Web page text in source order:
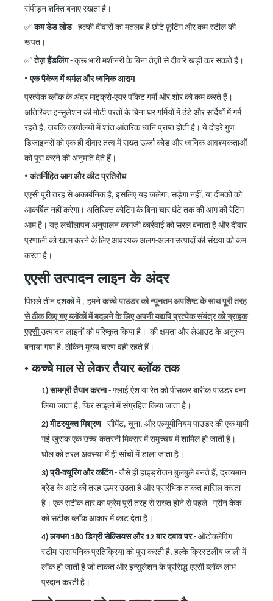
संपीड़न शक्ति बनाए रखता है।
✅कम डेड लोड- हल्की दीवारों का मतलब है छोटे फ़ुटिंग और कम स्टील की
खपत।
✅तेज़ हैंडलिंग- क्रू भारी मशीनरी के बिना तेज़ी से दीवारें खड़ी कर सकते हैं।
•एक पैकेज में थर्मल और ध्वनिक आराम
प्रत्येक ब्लॉक के अंदर माइक्रो-एयर पॉकेट गर्मी और शोर को कम करते हैं।
अतिरिक्त इन्सुलेशन की मोटी परतों के बिना घर गर्मियों में ठंडे और सर्दियों में गर्म
रहते हैं, जबकि कार्यालयों में शांत आंतरिक ध्वनि प्राप्त होती है। ये दोहरे गुण
डिजाइनरों को एक ही दीवार तत्व में सख्त ऊर्जा कोड और ध्वनिक आवश्यकताओं
को पूरा करने की अनुमति देते हैं।
• अंतर्निहित आग और कीट प्रतिरोध
एएसी पूरी तरह से अकार्बनिक है, इसलिए यह जलेगा, सड़ेगा नहीं, या दीमकों को
आकर्षित नहीं करेगा। अतिरिक्त कोटिंग के बिना चार घंटे तक की आग की रेटिंग
आम है। यह लचीलापन अनुपालन कागजी कार्रवाई को सरल बनाता है और दीवार
प्रणाली को खत्म करने के लिए आवश्यक अलग-अलग उत्पादों की संख्या को कम
करता है।
एएसी उत्पादन लाइन के अंदर
पिछलेतीन दशकों में , हमनेकच्चे पाउडर को न्यूनतम अपशिष्ट के साथ पूरी तरह
से ठीक किए गए ब्लॉकों में बदलने के लिए अपनी यद्यपि प्रत्येक संयंत्र को ग्राहक
एएसीउत्पादन लाइनों को परिष्कृत किया है। 'की क्षमता और लेआउट के अनुरूप
बनाया गया है, लेकिन मुख्य चरण वही रहते हैं।
•कच्चे माल से लेकर तैयार ब्लॉक तक
1)सामग्री तैयार करना- फ्लाई ऐश या रेत को पीसकर बारीक पाउडर बना
लिया जाता है, फिर साइलो में संग्रहित किया जाता है।
2)मीटरयुक्त मिश्रण- सीमेंट, चूना, और एल्यूमीनियम पाउडर की एक मापी
गई खुराक एक उच्च-कतरनी मिक्सर में समुच्चय में शामिल हो जाती है।
घोल को तरल अवस्था में ही सांचों में डाला जाता है।
3)प्री-क्यूरिंग और कटिंग- जैसे ही हाइड्रोजन बुलबुले बनते हैं, द्रव्यमान
ब्रेड के आटे की तरह ऊपर उठता है और प्रारंभिक ताकत हासिल करता
है। एक सटीक तार का फ्रेम पूरी तरह से सख्त होने से पहले ' ग्रीन केक '
कोसटीक ब्लॉक आकार में काट देता है।
4) लगभग 180डिग्री सेल्सियस और 12 बार दबाव पर- ऑटोक्लेविंग
स्टीम रासायनिक प्रतिक्रिया को पूरा करती है, हल्के क्रिस्टलीय जाली में
लॉक हो जाती है जो ताकत और इन्सुलेशन के प्रसिद्ध एएसी ब्लॉक लाभ
प्रदान करती है।